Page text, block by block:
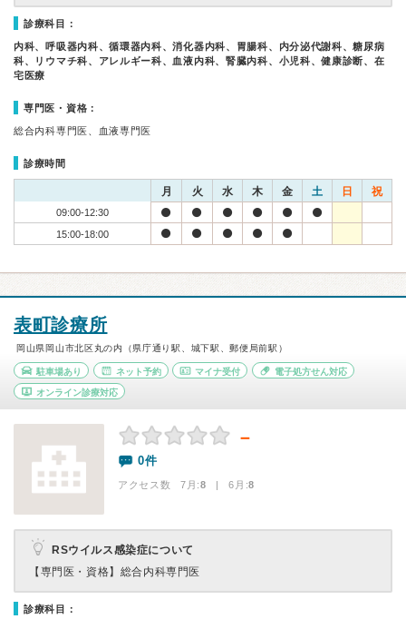
診療科目：
内科、呼吸器内科、循環器内科、消化器内科、胃腸科、内分泌代謝科、糖尿病
科、リウマチ科、アレルギー科、血液内科、腎臓内科、小児科、健康診断、在
宅医療
専門医・資格：
総合内科専門医、血液専門医
診療時間
月 火 水 木 金 土 日 祝
09:00-12:30
15:00-18:00
表町診療所
岡山県岡山市北区丸の内（県庁通り駅、城下駅、郵便局前駅）
駐車場あり ネット予約 マイナ受付 電子処方せん対応
オンライン診療対応
－
0件
アクセス数 7月:8 | 6月:8
RSウイルス感染症について
【専門医・資格】 総合内科専門医
診療科目：